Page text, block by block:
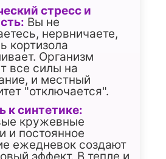
стресс и
Вы не
нервничаете,
кортизола
Организм
все силы на
и местный
"отключается".
к синтетике:
кружевные
и постоянное
ежедневок создают